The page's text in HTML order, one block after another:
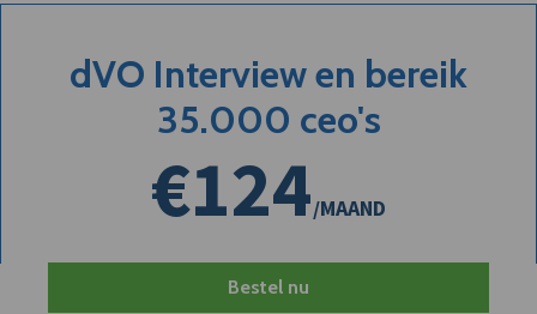
dVO Interview en bereik
35.000 ceo's
€124/MAAND
Bestel nu